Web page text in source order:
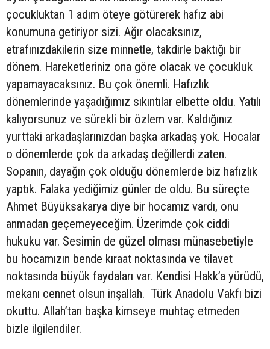
çocukluktan 1 adım öteye götürerek hafız abi
konumuna getiriyor sizi. Ağır olacaksınız,
etrafınızdakilerin size minnetle, takdirle baktığı bir
dönem. Hareketleriniz ona göre olacak ve çocukluk
yapamayacaksınız. Bu çok önemli. Hafızlık
dönemlerinde yaşadığımız sıkıntılar elbette oldu. Yatılı
kalıyorsunuz ve sürekli bir özlem var. Kaldığınız
yurttaki arkadaşlarınızdan başka arkadaş yok. Hocalar
o dönemlerde çok da arkadaş değillerdi zaten.
Sopanın, dayağın çok olduğu dönemlerde biz hafızlık
yaptık. Falaka yediğimiz günler de oldu. Bu süreçte
Ahmet Büyüksakarya diye bir hocamız vardı, onu
anmadan geçemeyeceğim. Üzerimde çok ciddi
hukuku var. Sesimin de güzel olması münasebetiyle
bu hocamızın bende kıraat noktasında ve tilavet
noktasında büyük faydaları var. Kendisi Hakk’a yürüdü,
mekanı cennet olsun inşallah. Türk Anadolu Vakfı bizi
okuttu. Allah’tan başka kimseye muhtaç etmeden
bizle ilgilendiler.